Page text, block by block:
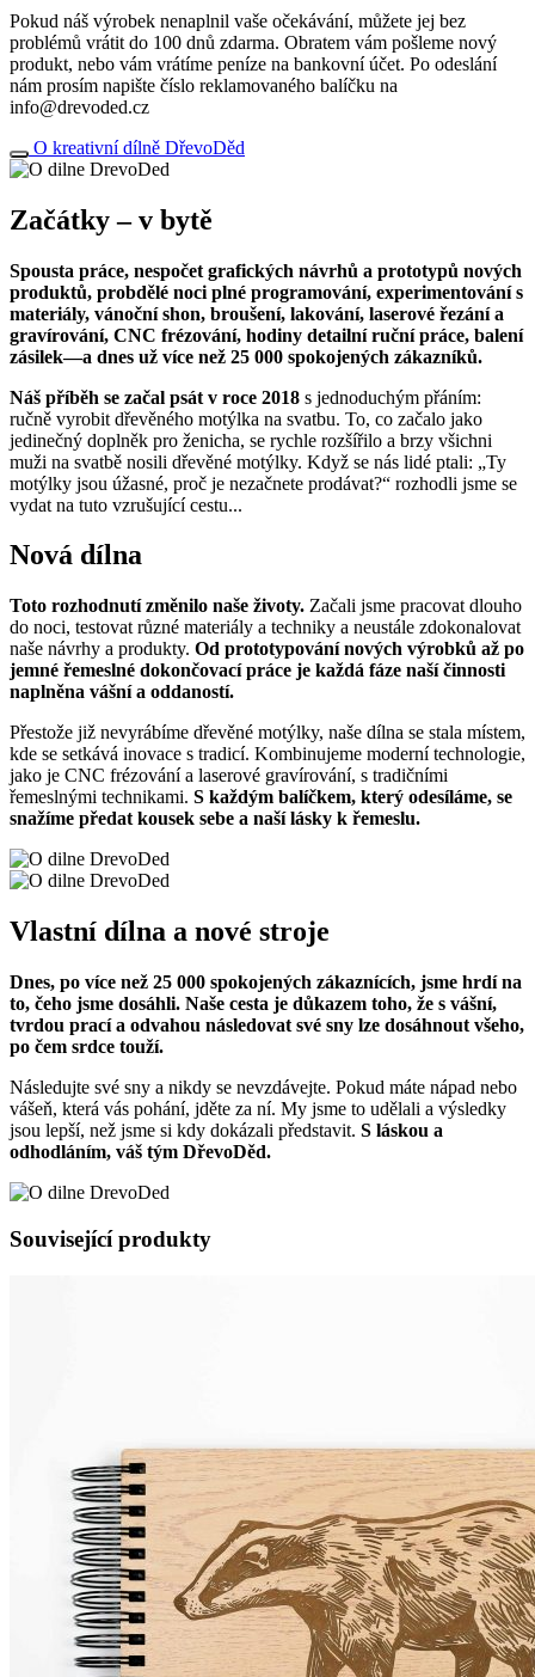
Pokud náš výrobek nenaplnil vaše očekávání, můžete jej bez
problémů vrátit do 100 dnů zdarma. Obratem vám pošleme nový
produkt, nebo vám vrátíme peníze na bankovní účet. Po odeslání
nám prosím napište číslo reklamovaného balíčku na
info@drevoded.cz
O kreativní dílně DřevoDěd
Začátky – v bytě
Spousta práce, nespočet grafických návrhů a prototypů nových
produktů, probdělé noci plné programování, experimentování s
materiály, vánoční shon, broušení, lakování, laserové řezání a
gravírování, CNC frézování, hodiny detailní ruční práce, balení
zásilek—a dnes už více než 25 000 spokojených zákazníků.
Náš příběh se začal psát v roce 2018 s jednoduchým přáním:
ručně vyrobit dřevěného motýlka na svatbu. To, co začalo jako
jedinečný doplněk pro ženicha, se rychle rozšířilo a brzy všichni
muži na svatbě nosili dřevěné motýlky. Když se nás lidé ptali: „Ty
motýlky jsou úžasné, proč je nezačnete prodávat?“ rozhodli jsme se
vydat na tuto vzrušující cestu...
Nová dílna
Toto rozhodnutí změnilo naše životy. Začali jsme pracovat dlouho
do noci, testovat různé materiály a techniky a neustále zdokonalovat
naše návrhy a produkty. Od prototypování nových výrobků až po
jemné řemeslné dokončovací práce je každá fáze naší činnosti
naplněna vášní a oddaností.
Přestože již nevyrábíme dřevěné motýlky, naše dílna se stala místem,
kde se setkává inovace s tradicí. Kombinujeme moderní technologie,
jako je CNC frézování a laserové gravírování, s tradičními
řemeslnými technikami. S každým balíčkem, který odesíláme, se
snažíme předat kousek sebe a naší lásky k řemeslu.
Vlastní dílna a nové stroje
Dnes, po více než 25 000 spokojených zákaznících, jsme hrdí na
to, čeho jsme dosáhli. Naše cesta je důkazem toho, že s vášní,
tvrdou prací a odvahou následovat své sny lze dosáhnout všeho,
po čem srdce touží.
Následujte své sny a nikdy se nevzdávejte. Pokud máte nápad nebo
vášeň, která vás pohání, jděte za ní. My jsme to udělali a výsledky
jsou lepší, než jsme si kdy dokázali představit. S láskou a
odhodláním, váš tým DřevoDěd.
Související produkty